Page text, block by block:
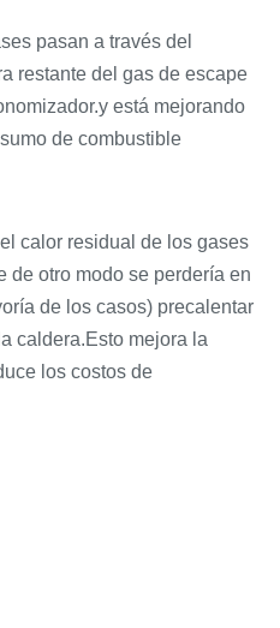
pasan a través del
restante del gas de escape
está mejorando
de combustible
calor residual de los gases
de otro modo se perdería en
de los casos) precalentar
caldera.Esto mejora la
los costos de